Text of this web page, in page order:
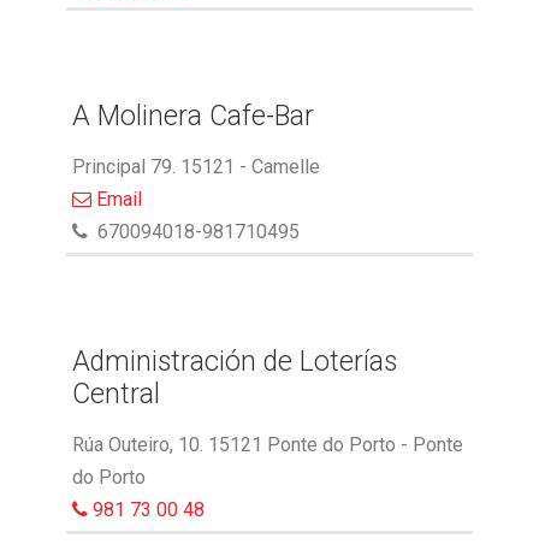
A Molinera Cafe-Bar
Principal 79. 15121 - Camelle
Email
670094018-981710495
Administración de Loterías
Central
Rúa Outeiro, 10. 15121 Ponte do Porto - Ponte
do Porto
981 73 00 48